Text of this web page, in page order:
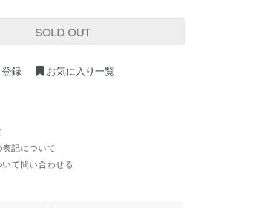
SOLD OUT
録 お気に入り一覧
記について
て問い合わせる